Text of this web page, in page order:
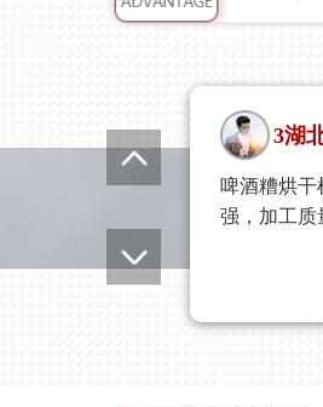
3湖
啤酒糟烘干
强，加工质